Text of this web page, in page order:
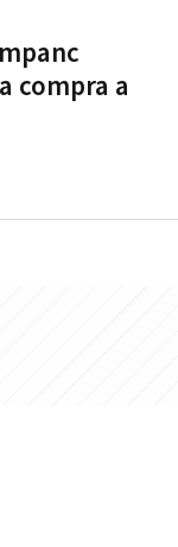
compra a